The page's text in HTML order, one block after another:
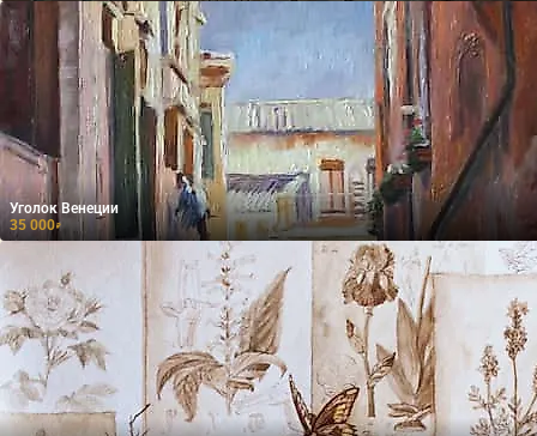
Уголок Венеции
35 000₽